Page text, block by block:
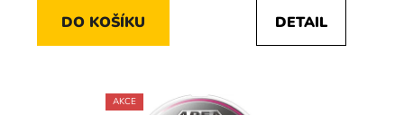
DO KOŠÍKU DETAIL
AKCE